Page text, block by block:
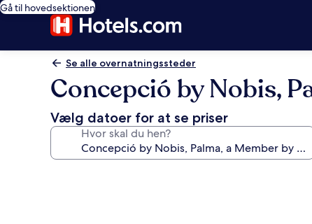
Gå til hovedsektionen
Se alle overnatningssteder
Concepció by Nobis,
Vælg datoer for at se priser
Hvor skal du hen?